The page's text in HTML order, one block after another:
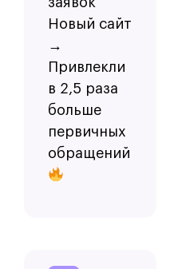
Новый сайт
→
Привлекли
в 2,5 раза
больше
первичных
обращений